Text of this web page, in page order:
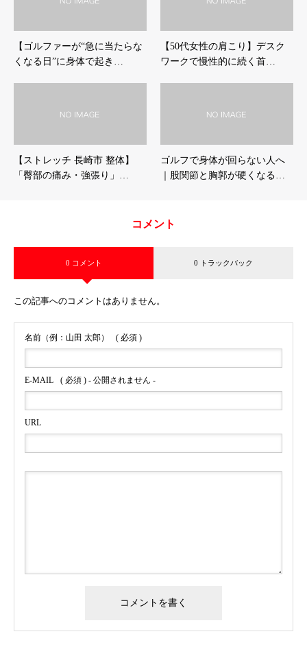
【ゴルファーが“急に当たらな
くなる日”に身体で起き…
【50代女性の肩こり】デスク
ワークで慢性的に続く首…
【ストレッチ 長崎市 整体】
「臀部の痛み・強張り」…
ゴルフで身体が回らない人へ
｜股関節と胸郭が硬くなる…
コメント
0 コメント 0 トラックバック
この記事へのコメントはありません。
名前（例：山田 太郎） ( 必須 )
E-MAIL ( 必須 ) - 公開されません -
URL